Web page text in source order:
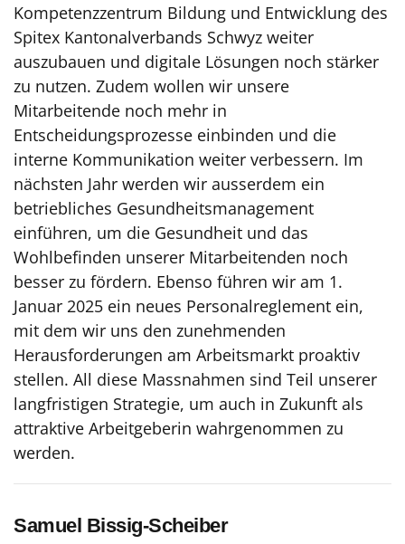
Kompetenzzentrum Bildung und Entwicklung des
Spitex Kantonalverbands Schwyz weiter
auszubauen und digitale Lösungen noch stärker
zu nutzen. Zudem wollen wir unsere
Mitarbeitende noch mehr in
Entscheidungsprozesse einbinden und die
interne Kommunikation weiter verbessern. Im
nächsten Jahr werden wir ausserdem ein
betriebliches Gesundheitsmanagement
einführen, um die Gesundheit und das
Wohlbefinden unserer Mitarbeitenden noch
besser zu fördern. Ebenso führen wir am 1.
Januar 2025 ein neues Personalreglement ein,
mit dem wir uns den zunehmenden
Herausforderungen am Arbeitsmarkt proaktiv
stellen. All diese Massnahmen sind Teil unserer
langfristigen Strategie, um auch in Zukunft als
attraktive Arbeitgeberin wahrgenommen zu
werden.
Samuel Bissig-Scheiber